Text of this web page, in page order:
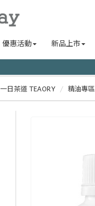
優惠活動 新品上市
一日茶道 TEAORY 精油專區